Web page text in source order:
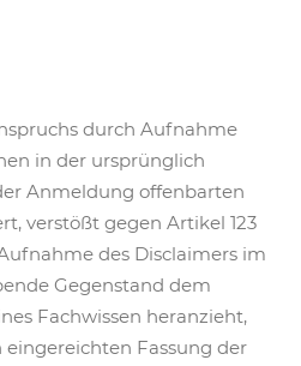
durch Aufnahme
in der ursprünglich
Anmeldung offenbarten
verstößt gegen Artikel 123
des Disclaimers im
Gegenstand dem
Fachwissen heranzieht,
Fassung der